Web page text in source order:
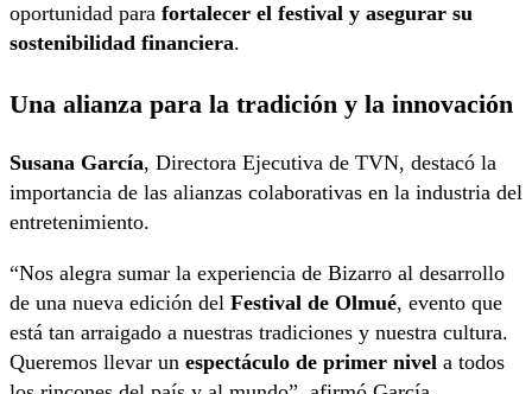
oportunidad para fortalecer el festival y asegurar su
sostenibilidad financiera.
Una alianza para la tradición y la innovación
Susana García, Directora Ejecutiva de TVN, destacó la
importancia de las alianzas colaborativas en la industria del
entretenimiento.
“Nos alegra sumar la experiencia de Bizarro al desarrollo
de una nueva edición del Festival de Olmué, evento que
está tan arraigado a nuestras tradiciones y nuestra cultura.
Queremos llevar un espectáculo de primer nivel a todos